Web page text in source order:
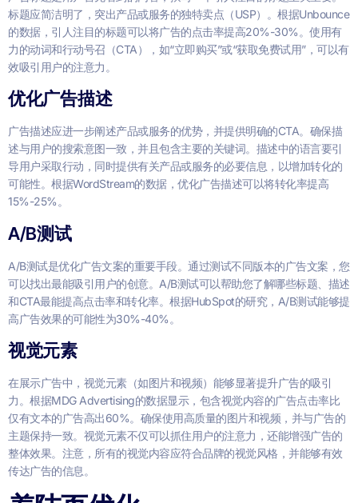
标题应简洁明了，突出产品或服务的独特卖点（USP）。根据Unbounce
的数据，引人注目的标题可以将广告的点击率提高20%-30%。使用有
力的动词和行动号召（CTA），如“立即购买”或“获取免费试用”，可以有
效吸引用户的注意力。
优化广告描述
广告描述应进一步阐述产品或服务的优势，并提供明确的CTA。确保描
述与用户的搜索意图一致，并且包含主要的关键词。描述中的语言要引
导用户采取行动，同时提供有关产品或服务的必要信息，以增加转化的
可能性。根据WordStream的数据，优化广告描述可以将转化率提高
15%-25%。
A/B测试
A/B测试是优化广告文案的重要手段。通过测试不同版本的广告文案，您
可以找出最能吸引用户的创意。A/B测试可以帮助您了解哪些标题、描述
和CTA最能提高点击率和转化率。根据HubSpot的研究，A/B测试能够提
高广告效果的可能性为30%-40%。
视觉元素
在展示广告中，视觉元素（如图片和视频）能够显著提升广告的吸引
力。根据MDG Advertising的数据显示，包含视觉内容的广告点击率比
仅有文本的广告高出60%。确保使用高质量的图片和视频，并与广告的
主题保持一致。视觉元素不仅可以抓住用户的注意力，还能增强广告的
整体效果。注意，所有的视觉内容应符合品牌的视觉风格，并能够有效
传达广告的信息。